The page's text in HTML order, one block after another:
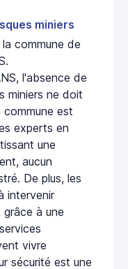
miniers
commune de
l'absence de
miniers ne doit
commune est
experts en
une
aucun
De plus, les
intervenir
à une
vivre
sécurité est une